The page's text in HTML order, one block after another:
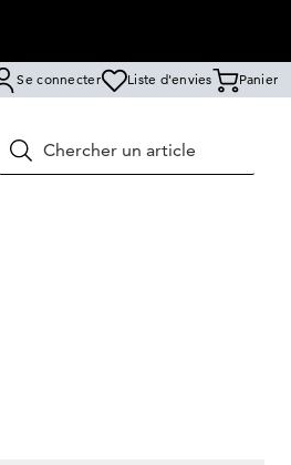
Se connecter Liste d'envies Panier
Rechercher